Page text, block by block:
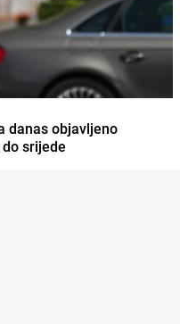
danas objavljeno
srijede